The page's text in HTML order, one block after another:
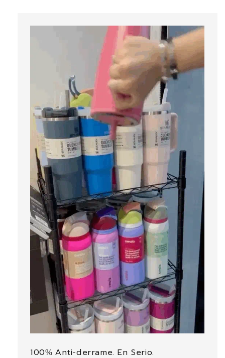
100% Anti-derrame. En Serio.